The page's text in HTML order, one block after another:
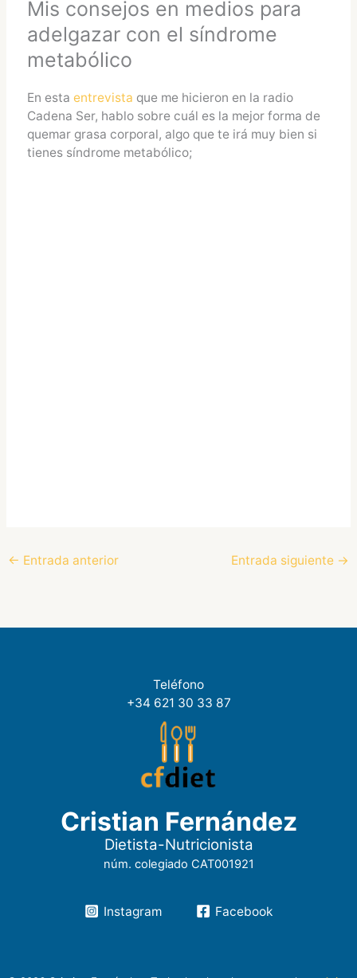
Mis consejos en medios para
adelgazar con el síndrome
metabólico
En esta entrevista que me hicieron en la radio
Cadena Ser, hablo sobre cuál es la mejor forma de
quemar grasa corporal, algo que te irá muy bien si
tienes síndrome metabólico;
← Entrada anterior Entrada siguiente →
Teléfono
+34 621 30 33 87
Cristian Fernández
Dietista-Nutricionista
núm. colegiado CAT001921
Instagram Facebook